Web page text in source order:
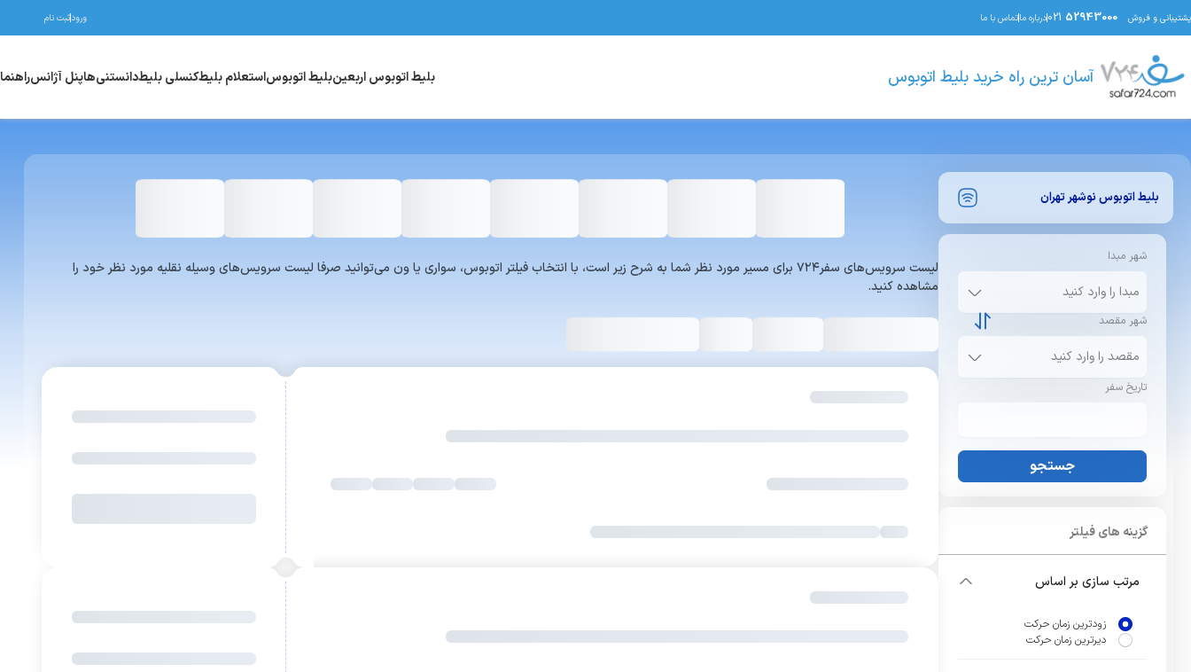
پشتیبانی و فروش 021 52943000 درباره ماتماس با ما ورودثبت نام
آسان ترین راه خرید بلیط اتوبوس بلیط اتوبوس اربعینبلیط اتوبوساستعلام بلیطکنسلی بلیطدانستنی‌هاپنل آژانسراهنما
بلیط اتوبوس نوشهر تهران
شهر مبدا
شهر مقصد
تاریخ سفر
جستجو
گزینه های فیلتر
مرتب سازی بر اساس
زودترین زمان حرکت
دیرترین زمان حرکت
لیست سرویس‌های سفر۷۲۴ برای مسیر مورد نظر شما به شرح زیر است، با انتخاب فیلتر اتوبوس، سواری یا ون می‌توانید صرفا لیست سرویس‌های وسیله نقلیه مورد نظر خود را
مشاهده کنید.